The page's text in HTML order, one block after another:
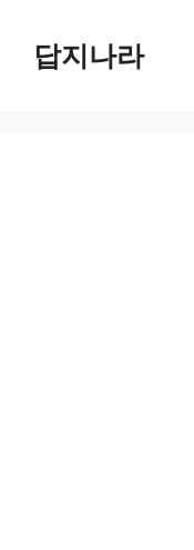
답지나라